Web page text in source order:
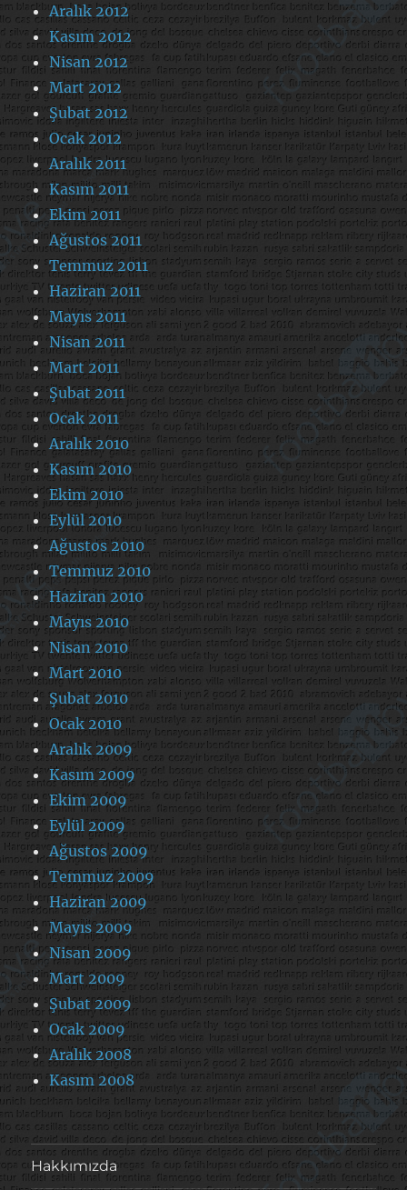
Aralık 2012
Kasım 2012
Nisan 2012
Mart 2012
Şubat 2012
Ocak 2012
Aralık 2011
Kasım 2011
Ekim 2011
Ağustos 2011
Temmuz 2011
Haziran 2011
Mayıs 2011
Nisan 2011
Mart 2011
Şubat 2011
Ocak 2011
Aralık 2010
Kasım 2010
Ekim 2010
Eylül 2010
Ağustos 2010
Temmuz 2010
Haziran 2010
Mayıs 2010
Nisan 2010
Mart 2010
Şubat 2010
Ocak 2010
Aralık 2009
Kasım 2009
Ekim 2009
Eylül 2009
Ağustos 2009
Temmuz 2009
Haziran 2009
Mayıs 2009
Nisan 2009
Mart 2009
Şubat 2009
Ocak 2009
Aralık 2008
Kasım 2008
Hakkımızda